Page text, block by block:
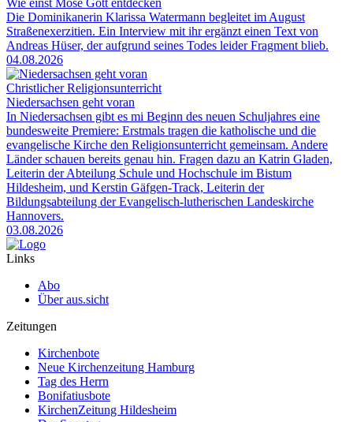
Die Dominikanerin Klarissa Watermann begleitet im August
Straßenexerzitien. Ein Interview mit ihr ergänzt einen Text von
Andreas Hüser, der aufgrund seines Todes leider Fragment blieb.
04.08.2026
Christlicher Religionsunterricht
Niedersachsen geht voran
In Niedersachsen gibt es mi Beginn des neuen Schuljahres eine
bundesweite Premiere: Erstmals tragen die katholische und die
evangelische Kirche den Religionsunterricht gemeinsam. Andere
Länder schauen bereits genau hin. Fragen dazu an Katrin Gladen,
Leiterin der Abteilung Schule und Hochschule im Bistum
Hildesheim, und Kerstin Gäfgen-Track, Leiterin der
Bildungsabteilung der Evangelisch-lutherischen Landeskirche
Hannovers.
03.08.2026
Links
Abo
Über aus.sicht
Zeitungen
Kirchenbote
Neue Kirchenzeitung Hamburg
Tag des Herrn
Bonifatiusbote
KirchenZeitung Hildesheim